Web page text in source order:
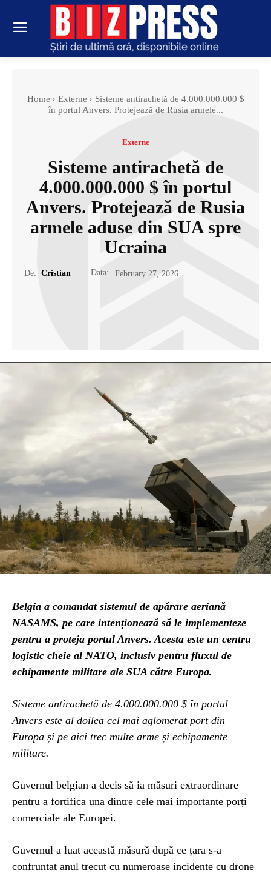
Home Externe
Sisteme antirachetă de 4.000.000.000 $
în portul Anvers. Protejează de Rusia armele...
Externe
Sisteme antirachetă de
4.000.000.000 $ în portul
Anvers. Protejează de Rusia
armele aduse din SUA spre
Ucraina
De: Cristian Data: February 27, 2026
Belgia a comandat sistemul de apărare aeriană
NASAMS, pe care intenționează să le implementeze
pentru a proteja portul Anvers. Acesta este un centru
logistic cheie al NATO, inclusiv pentru fluxul de
echipamente militare ale SUA către Europa.
Sisteme antirachetă de 4.000.000.000 $ în portul
Anvers este al doilea cel mai aglomerat port din
Europa și pe aici trec multe arme și echipamente
militare.
Guvernul belgian a decis să ia măsuri extraordinare
pentru a fortifica una dintre cele mai importante porți
comerciale ale Europei.
Guvernul a luat această măsură după ce țara s-a
confruntat anul trecut cu numeroase incidente cu drone